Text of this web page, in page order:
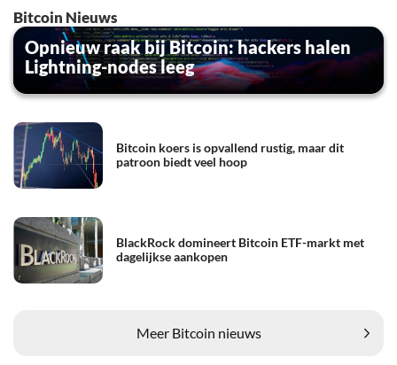
Bitcoin Nieuws
Opnieuw raak bij Bitcoin: hackers halen
Lightning-nodes leeg
Bitcoin koers is opvallend rustig, maar dit
patroon biedt veel hoop
BlackRock domineert Bitcoin ETF-markt met
dagelijkse aankopen
Meer Bitcoin nieuws